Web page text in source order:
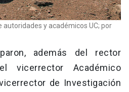
y académicos UC; por
además del rector
vicerrector Académico
de Investigación